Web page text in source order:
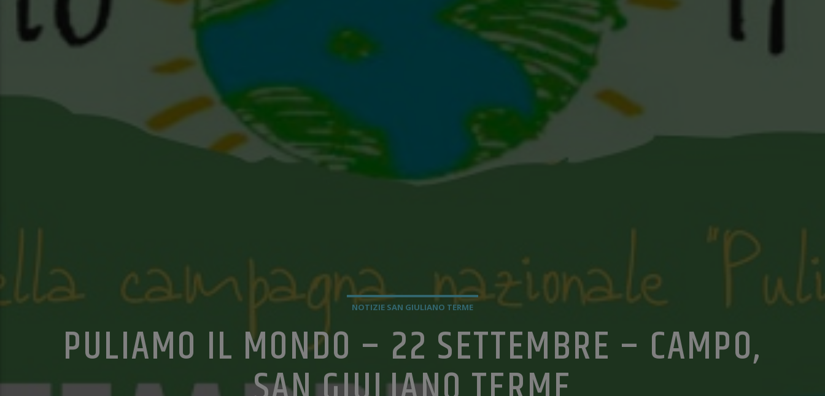
NOTIZIE SAN GIULIANO TERME
PULIAMO IL MONDO – 22 SETTEMBRE – CAMPO,